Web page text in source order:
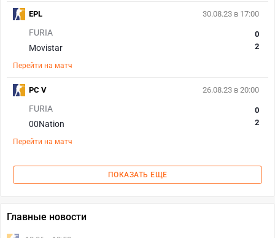
30.08.23 в 17:00
FURIA
Movistar
0
2
Перейти на матч
EPL
26.08.23 в 20:00
FURIA
00Nation
0
2
Перейти на матч
PC V
ПОКАЗАТЬ ЕЩЕ
Главные новости